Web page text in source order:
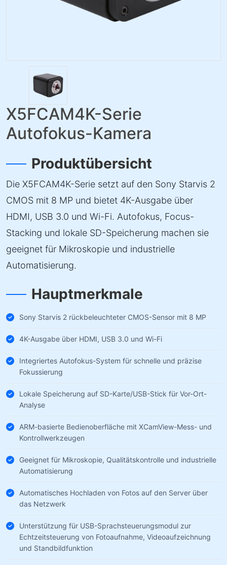
X5FCAM4K-Serie
Autofokus-Kamera
Produktübersicht
Die X5FCAM4K-Serie setzt auf den Sony Starvis 2
CMOS mit 8 MP und bietet 4K-Ausgabe über
HDMI, USB 3.0 und Wi-Fi. Autofokus, Focus-
Stacking und lokale SD-Speicherung machen sie
geeignet für Mikroskopie und industrielle
Automatisierung.
Hauptmerkmale
Sony Starvis 2 rückbeleuchteter CMOS-Sensor mit 8 MP
4K-Ausgabe über HDMI, USB 3.0 und Wi-Fi
Integriertes Autofokus-System für schnelle und präzise
Fokussierung
Lokale Speicherung auf SD-Karte/USB-Stick für Vor-Ort-
Analyse
ARM-basierte Bedienoberfläche mit XCamView-Mess- und
Kontrollwerkzeugen
Geeignet für Mikroskopie, Qualitätskontrolle und industrielle
Automatisierung
Automatisches Hochladen von Fotos auf den Server über
das Netzwerk
Unterstützung für USB-Sprachsteuerungsmodul zur
Echtzeitsteuerung von Fotoaufnahme, Videoaufzeichnung
und Standbildfunktion